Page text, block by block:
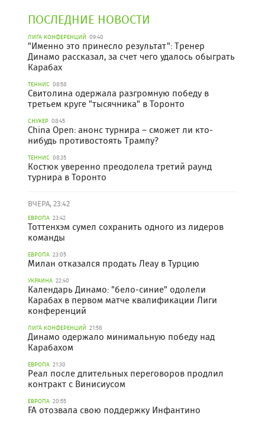
ПОСЛЕДНИЕ НОВОСТИ
ЛИГА КОНФЕРЕНЦИЙ 09:40
"Именно это принесло результат": Тренер
Динамо рассказал, за счет чего удалось обыграть
Карабах
ТЕННИС 08:58
Свитолина одержала разгромную победу в
третьем круге "тысячника" в Торонто
СНУКЕР 08:45
China Open: анонс турнира – сможет ли кто-
нибудь противостоять Трампу?
ТЕННИС 08:35
Костюк уверенно преодолела третий раунд
турнира в Торонто
ВЧЕРА, 23:42
ЕВРОПА 23:42
Тоттенхэм сумел сохранить одного из лидеров
команды
ЕВРОПА 23:05
Милан отказался продать Леау в Турцию
УКРАИНА 22:40
Календарь Динамо: "бело-синие" одолели
Карабах в первом матче квалификации Лиги
конференций
ЛИГА КОНФЕРЕНЦИЙ 21:58
Динамо одержало минимальную победу над
Карабахом
ЕВРОПА 21:30
Реал после длительных переговоров продлил
контракт с Винисиусом
ЕВРОПА 20:55
FA отозвала свою поддержку Инфантино